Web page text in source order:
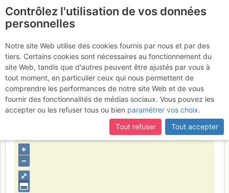
Pico de Alba : Arête W
ou des 15 Gendarmes
Mercredi 5 juillet 2017
Luchon - Posets - Maladeta - Aigüestortes
Province de Huesca
⤢
+
–
Contrôlez l'utilisation de vos données
personnelles
Notre site Web utilise des cookies fournis par nous et par des
tiers. Certains cookies sont nécessaires au fonctionnement du
site Web, tandis que d'autres peuvent être ajustés par vous à
tout moment, en particulier ceux qui nous permettent de
comprendre les performances de notre site Web et de vous
fournir des fonctionnalités de médias sociaux. Vous pouvez les
accepter ou les refuser tous ou bien paramétrer vos choix.
Tout refuser
Tout accepter